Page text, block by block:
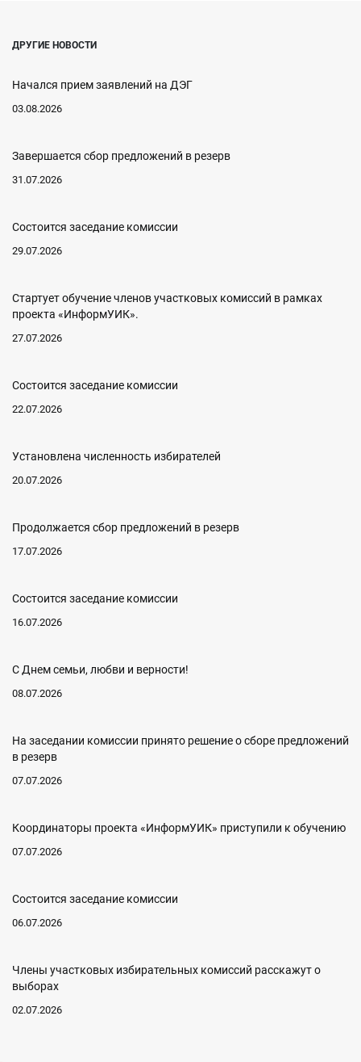
ДРУГИЕ НОВОСТИ
Начался прием заявлений на ДЭГ
03.08.2026
Завершается сбор предложений в резерв
31.07.2026
Состоится заседание комиссии
29.07.2026
Стартует обучение членов участковых комиссий в рамках
проекта «ИнформУИК».
27.07.2026
Состоится заседание комиссии
22.07.2026
Установлена численность избирателей
20.07.2026
Продолжается сбор предложений в резерв
17.07.2026
Состоится заседание комиссии
16.07.2026
С Днем семьи, любви и верности!
08.07.2026
На заседании комиссии принято решение о сборе предложений
в резерв
07.07.2026
Координаторы проекта «ИнформУИК» приступили к обучению
07.07.2026
Состоится заседание комиссии
06.07.2026
Члены участковых избирательных комиссий расскажут о
выборах
02.07.2026